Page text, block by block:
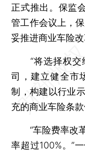
正式推出。保监
管工作会议上，
妥推进商业车险改
“将选择权交
司，建立健全市
制，构建以行业
充的商业车险条款
“车险费率改革
率超过100%。”